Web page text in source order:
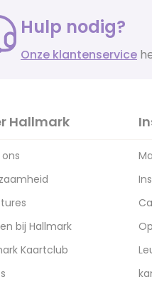
Hulp nodig?
Onze klantenservice
Hallmark
bij Hallmark
Kaartclub